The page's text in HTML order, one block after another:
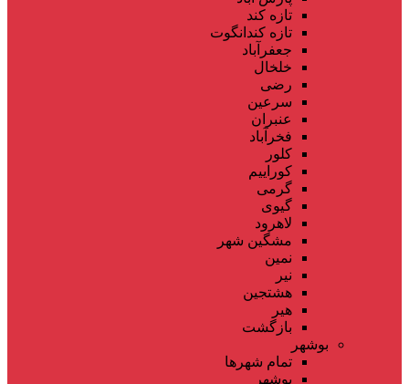
تازه کند
تازه کندانگوت
جعفرآباد
خلخال
رضی
سرعین
عنبران
فخرآباد
کلور
کوراییم
گرمی
گیوی
لاهرود
مشگین شهر
نمین
نیر
هشتجین
هیر
بازگشت
بوشهر
تمام شهر‌ها
بوشهر